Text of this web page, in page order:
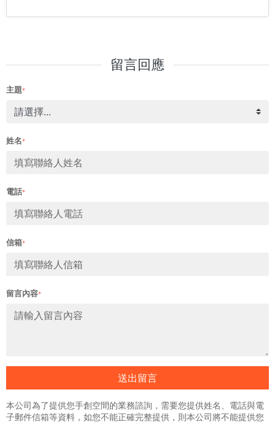
留言回應
主題*
姓名*
電話*
信箱*
留言內容*
送出留言
本公司為了提供您手創空間的業務諮詢，需要您提供姓名、電話與電
子郵件信箱等資料，如您不能正確完整提供，則本公司將不能提供您